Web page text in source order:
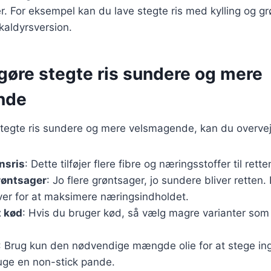
For eksempel kan du lave stegte ris med kylling og
stegte ris sundere og mere
ris sundere og mere velsmagende, kan du
: Dette tilføjer flere fibre og næringsstoffer til
: Jo flere grøntsager, jo sundere bliver retten.
for at maksimere næringsindholdet.
kød: Hvis du bruger kød, så vælg magre varianter
Brug kun den nødvendige mængde olie for at stege
en non-stick pande.